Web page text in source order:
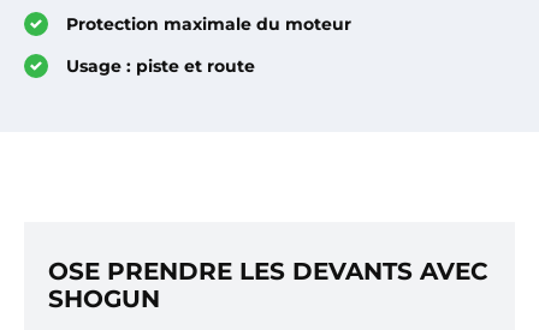
Protection maximale du moteur
Usage : piste et route
OSE PRENDRE LES DEVANTS AVEC
SHOGUN